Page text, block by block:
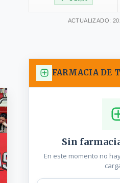
ACTUALIZADO:
FARMACIA DE
Sin
En este momento no